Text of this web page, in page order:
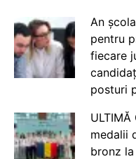
An
pentru
fiecare
posturi
medalii
bronz